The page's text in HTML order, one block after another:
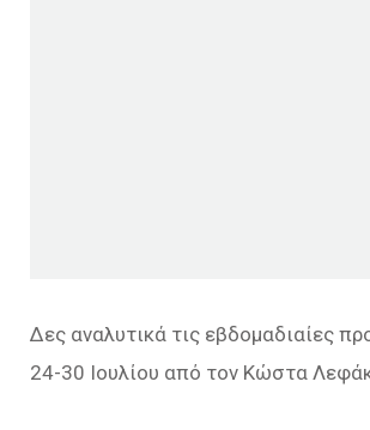
Δες αναλυτικά τις εβδομαδιαίες
24-30 Ιουλίου από τον Κώστα